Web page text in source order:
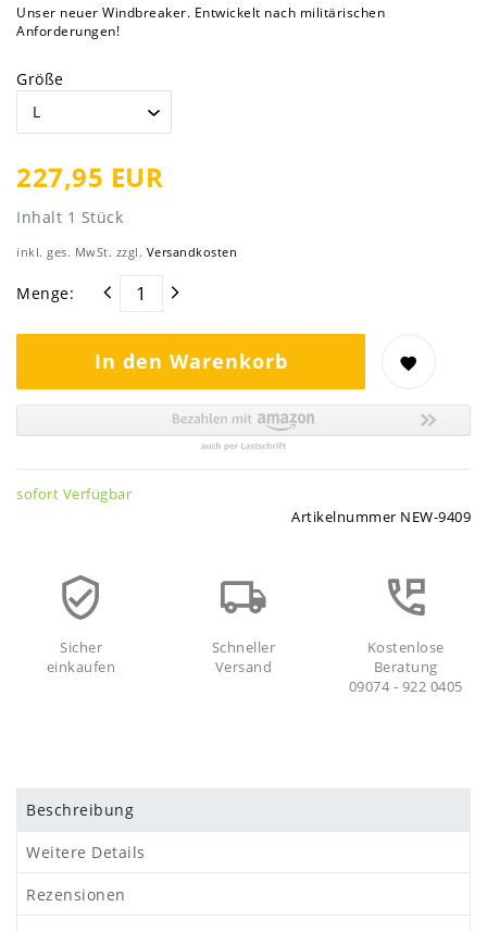
Unser neuer Windbreaker. Entwickelt nach militärischen
Anforderungen!
Größe
227,95 EUR
Inhalt 1 Stück
inkl. ges. MwSt. zzgl. Versandkosten
Menge:
In den Warenkorb
sofort Verfügbar
Artikelnummer NEW-9409
Sicher
einkaufen
Schneller
Versand
Kostenlose
Beratung
09074 - 922 0405
Beschreibung
Weitere Details
Rezensionen